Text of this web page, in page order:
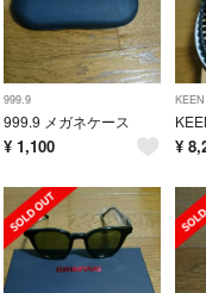
999.9
999.9 メガネケース
¥ 1,100
KEEN
¥